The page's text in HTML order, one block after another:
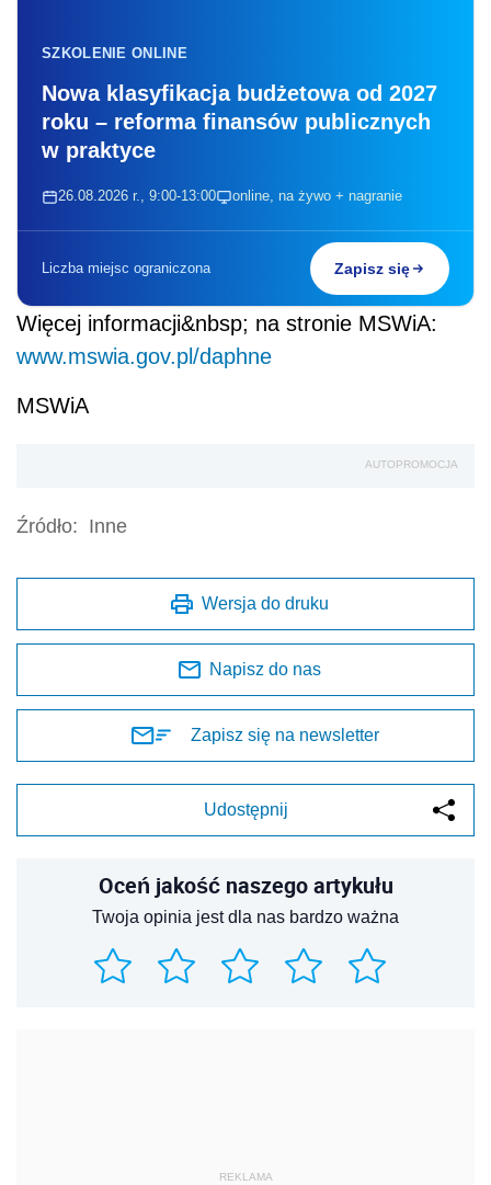
SZKOLENIE ONLINE
Nowa klasyfikacja budżetowa od 2027
roku – reforma finansów publicznych
w praktyce
26.08.2026 r., 9:00-13:00 online, na żywo + nagranie
Liczba miejsc ograniczona Zapisz się
Więcej informacji&nbsp; na stronie MSWiA:
www.mswia.gov.pl/daphne
MSWiA
AUTOPROMOCJA
Źródło: Inne
Wersja do druku
Napisz do nas
Zapisz się na newsletter
Udostępnij
Oceń jakość naszego artykułu
Twoja opinia jest dla nas bardzo ważna
REKLAMA